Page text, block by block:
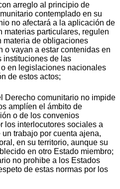
arreglo al principio de
contemplado en su
no afectará a la aplicación de
materias particulares, regulen
materia de obligaciones
o vayan a estar contenidas en
instituciones de las
en legislaciones nacionales
de estos actos;
Derecho comunitario no impide
amplíen el ámbito de
o de los convenios
los interlocutores sociales a
trabajo por cuenta ajena,
en su territorio, aunque su
en otro Estado miembro;
no prohibe a los Estados
de estas normas por los